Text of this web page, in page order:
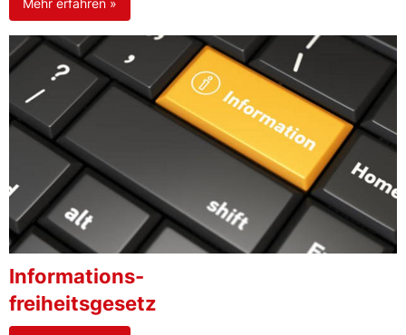
Informations-
freiheitsgesetz